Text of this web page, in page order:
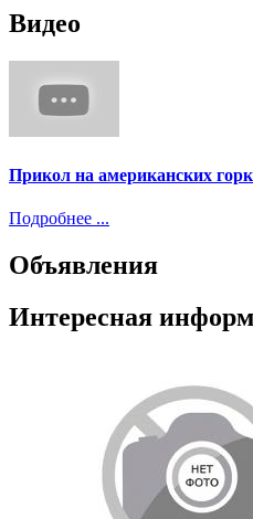
Видео
Прикол на американских
Подробнее ...
Объявления
Интересная